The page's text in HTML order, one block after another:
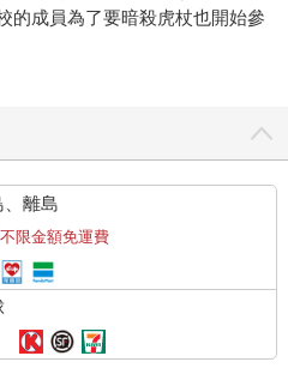
的成員為了要暗殺虎杖也開始參
、離島
不限金額免運費